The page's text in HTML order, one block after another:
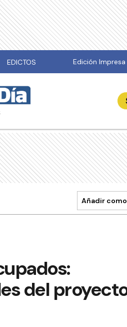
EDICTOS Edición Impresa
Añadir
del